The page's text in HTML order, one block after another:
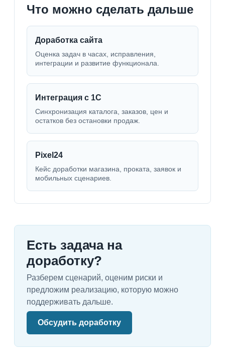
Что можно сделать дальше
Доработка сайта
Оценка задач в часах, исправления,
интеграции и развитие функционала.
Интеграция с 1С
Синхронизация каталога, заказов, цен и
остатков без остановки продаж.
Pixel24
Кейс доработки магазина, проката, заявок и
мобильных сценариев.
Есть задача на
доработку?
Разберем сценарий, оценим риски и
предложим реализацию, которую можно
поддерживать дальше.
Обсудить доработку